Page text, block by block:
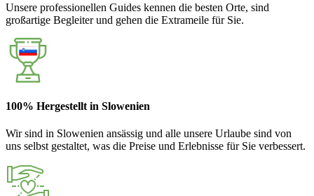
Unsere professionellen Guides kennen die besten Orte, sind
großartige Begleiter und gehen die Extrameile für Sie.
100% Hergestellt in Slowenien
Wir sind in Slowenien ansässig und alle unsere Urlaube sind von
uns selbst gestaltet, was die Preise und Erlebnisse für Sie verbessert.